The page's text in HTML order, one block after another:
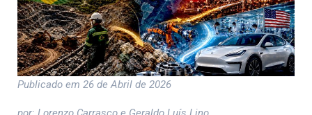
Publicado em 26 de Abril de 2026